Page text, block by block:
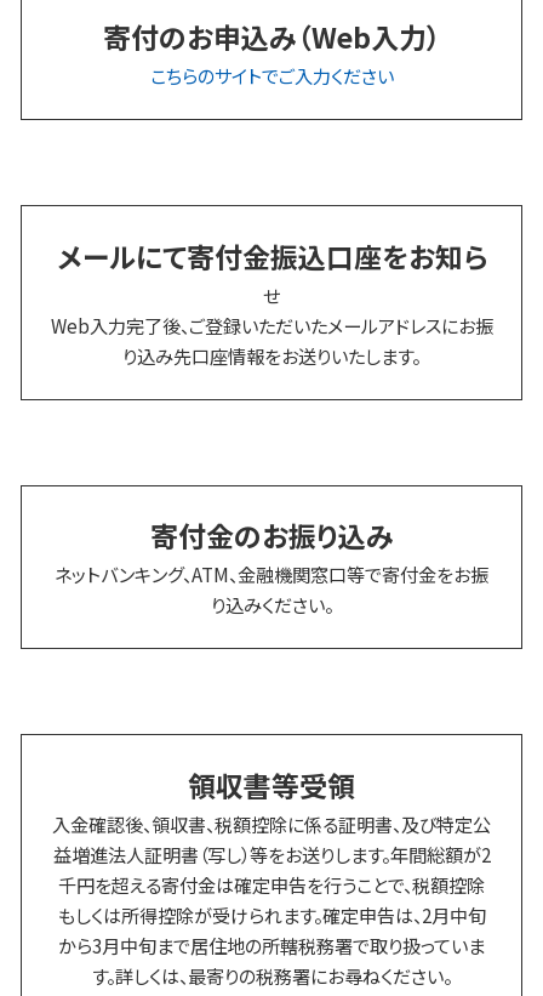
寄付のお申込み（Web入力）
こちらのサイトでご入力ください
メールにて寄付金振込口座をお知ら
せ
Web入力完了後、ご登録いただいたメールアドレスにお振
り込み先口座情報をお送りいたします。
寄付金のお振り込み
ネットバンキング、ATM、金融機関窓口等で寄付金をお振
り込みください。
領収書等受領
入金確認後、領収書、税額控除に係る証明書、及び特定公
益増進法人証明書（写し）等をお送りします。年間総額が2
千円を超える寄付金は確定申告を行うことで、税額控除
もしくは所得控除が受けられます。確定申告は、2月中旬
から3月中旬まで居住地の所轄税務署で取り扱っていま
す。詳しくは、最寄りの税務署にお尋ねください。